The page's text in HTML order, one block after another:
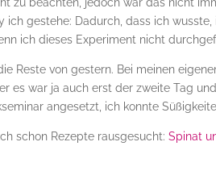
ich gestehe: Dadurch, dass ich
ich dieses Experiment nicht
Reste von gestern. Bei meinen
es war ja auch erst der zweite Tag
angesetzt, ich konnte
schon Rezepte rausgesucht: Spinat